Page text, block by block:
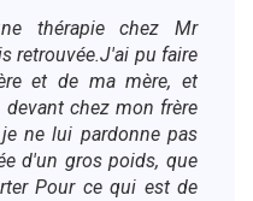
thérapie chez Mr
retrouvée.J'ai pu faire
et de ma mère, et
chez mon frère
ne lui pardonne pas
d'un gros poids, que
Pour ce qui est de